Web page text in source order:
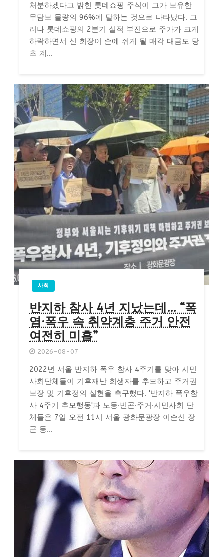
처분하겠다고 밝힌 롯데쇼핑 주식이 그가 보유한
무담보 물량의 96%에 달하는 것으로 나타났다. 그
러나 롯데쇼핑의 2분기 실적 부진으로 주가가 크게
하락하면서 신 회장이 손에 쥐게 될 매각 대금도 당
초 계...
사회
반지하 참사 4년 지났는데… “폭
염·폭우 속 취약계층 주거 안전
여전히 미흡”
2026-08-07
2022년 서울 반지하 폭우 참사 4주기를 맞아 시민
사회단체들이 기후재난 희생자를 추모하고 주거권
보장 및 기후정의 실현을 촉구했다. '반지하 폭우참
사 4주기 추모행동'과 노동·빈곤·주거·시민사회 단
체들은 7일 오전 11시 서울 광화문광장 이순신 장
군 동...